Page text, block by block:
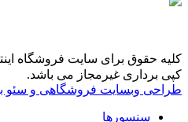
کلیه حقوق برای سایت فروشگاه
کپی برداری غیرمجاز می باشد.
طراحی وبسایت فروشگاهی و سئو با
سنسورها